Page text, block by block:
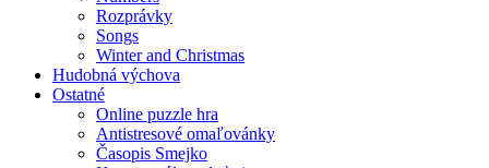
Rozprávky
Songs
Winter and Christmas
Hudobná výchova
Ostatné
Online puzzle hra
Antistresové omaľovánky
Časopis Smejko